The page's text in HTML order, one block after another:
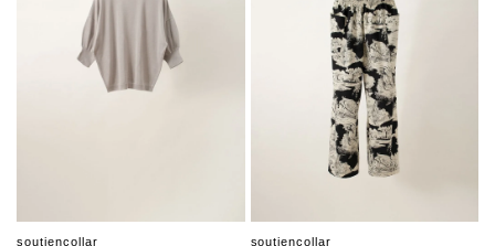
soutiencollar soutiencollar